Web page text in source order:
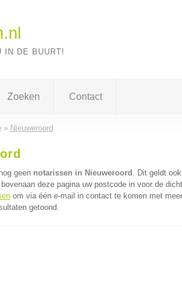
IN DE BUURT!
Zoeken Contact
» Nieuweroord
geen notarissen in Nieuweroord . Dit geldt
deze pagina uw postcode in voor de
om via één e-mail in contact te komen met
getoond.